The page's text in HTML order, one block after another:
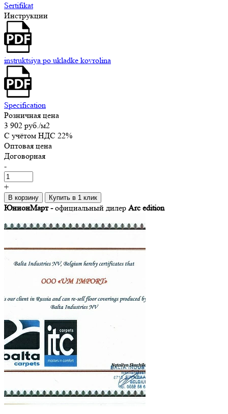
Sertifikat
Инструкции
instruktsiya po ukladke kovrolina
Specification
Розничная цена
3 902 руб./м2
C учётом НДС 22%
Оптовая цена
Договорная
-
+
В корзину Купить в 1 клик
ЮнионМарт -официальный дилер Arc edition